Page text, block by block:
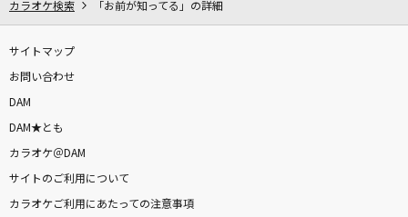
カラオケ検索 「お前が知ってる」の詳細
サイトマップ
お問い合わせ
DAM
DAM★とも
カラオケ＠DAM
サイトのご利用について
カラオケご利用にあたっての注意事項